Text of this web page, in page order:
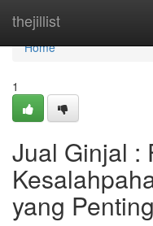
thejillist
Home
Home
1
Jual Ginjal :
yang